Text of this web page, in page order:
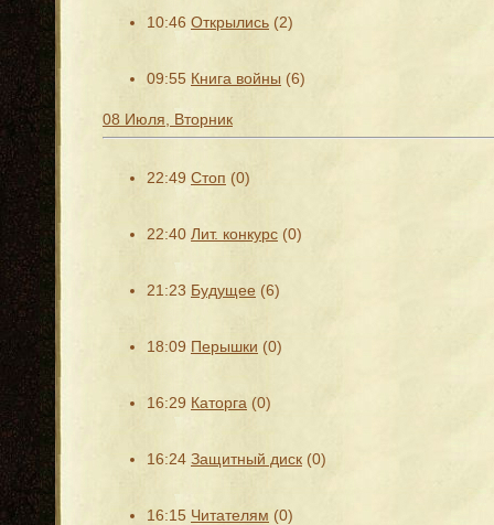
10:46 Открылись (2)
09:55 Книга войны (6)
08 Июля, Вторник
22:49 Стоп (0)
22:40 Лит. конкурс (0)
21:23 Будущее (6)
18:09 Перышки (0)
16:29 Каторга (0)
16:24 Защитный диск (0)
16:15 Читателям (0)